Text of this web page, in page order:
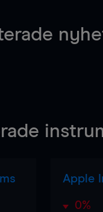
Apple
0%